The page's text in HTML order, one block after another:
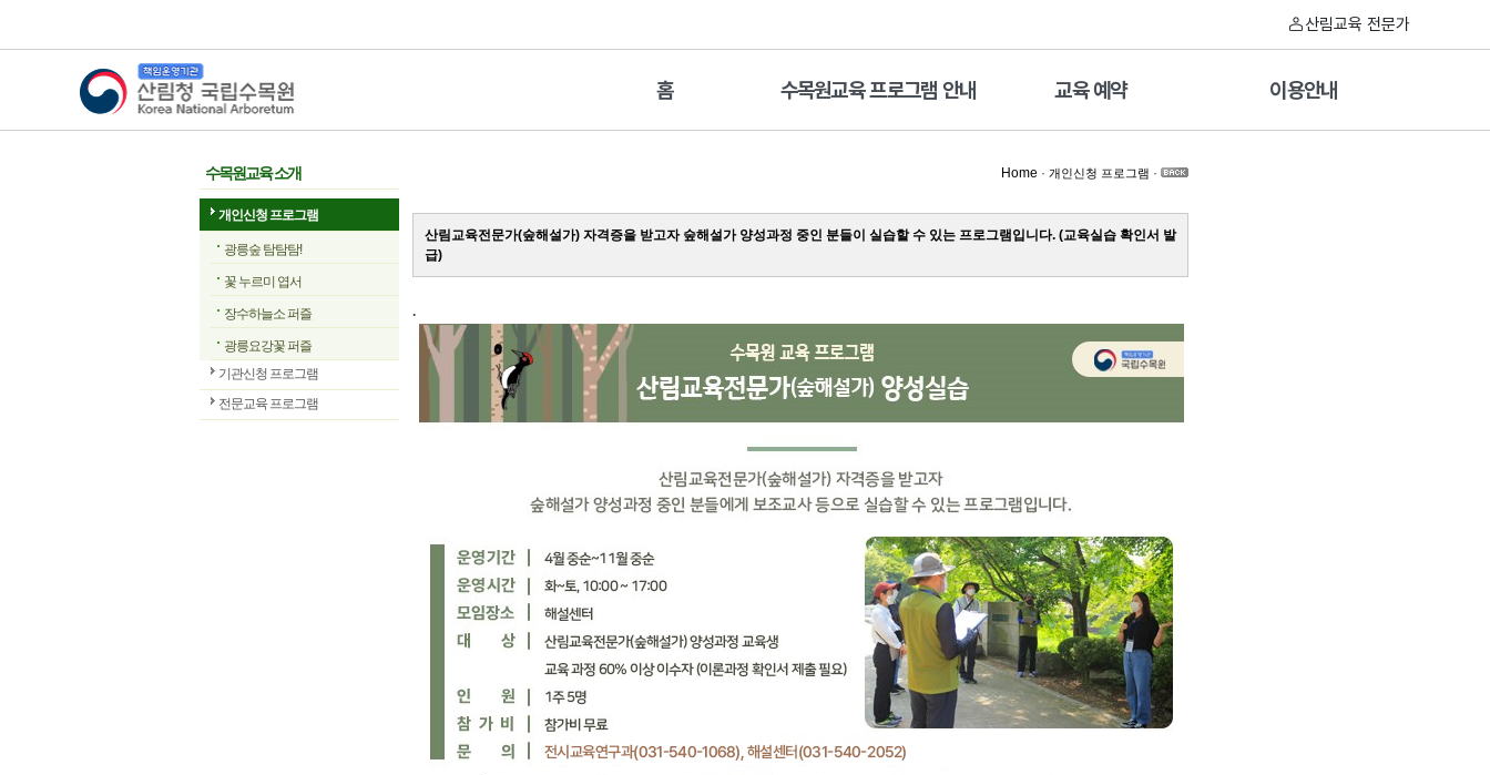
산림교육 전문가
산림청 국립수목원
홈 수목원교육 프로그램 안내 교육 예약 이용안내
수목원교육 소개
개인신청 프로그램
광릉숲 탐탐탐!
꽃 누르미 엽서
장수하늘소 퍼즐
광릉요강꽃 퍼즐
기관신청 프로그램
전문교육 프로그램
Home · 개인신청 프로그램 ·
산림교육전문가(숲해설가) 자격증을 받고자 숲해설가 양성과정 중인 분들이 실습할 수 있는 프로그램입니다. (교육실습 확인서 발
급)
.